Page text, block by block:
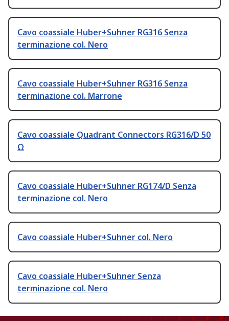
Cavo coassiale Huber+Suhner RG316 Senza
terminazione col. Nero
Cavo coassiale Huber+Suhner RG316 Senza
terminazione col. Marrone
Cavo coassiale Quadrant Connectors RG316/D 50
Ω
Cavo coassiale Huber+Suhner RG174/D Senza
terminazione col. Nero
Cavo coassiale Huber+Suhner col. Nero
Cavo coassiale Huber+Suhner Senza
terminazione col. Nero